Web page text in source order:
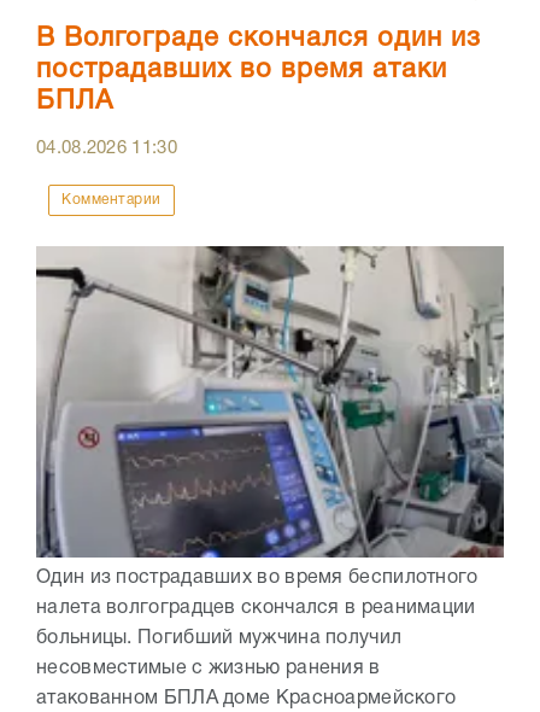
В Волгограде скончался один из
пострадавших во время атаки
БПЛА
04.08.2026 11:30
Комментарии
Один из пострадавших во время беспилотного
налета волгоградцев скончался в реанимации
больницы. Погибший мужчина получил
несовместимые с жизнью ранения в
атакованном БПЛА доме Красноармейского